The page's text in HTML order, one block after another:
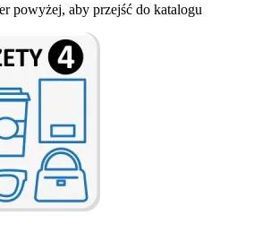
powyżej, aby przejść do katalogu